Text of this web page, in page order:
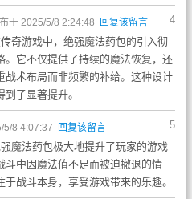
4
于 2025/5/8 2:24:48 回复该留言
奇游戏中，绝强魔法药包的引入彻
。它不仅提供了持续的魔法恢复，还
战术布局而非频繁的补给。这种设计
了显著提升。
5
5/8 4:07:37 回复该留言
魔法药包极大地提升了玩家的游戏
斗中因魔法值不足而被迫撤退的情
战斗本身，享受游戏带来的乐趣。